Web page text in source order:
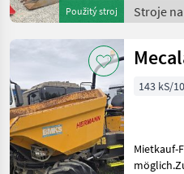
Použitý stroj
Service
Stroje
143 kS/
Mietkauf-